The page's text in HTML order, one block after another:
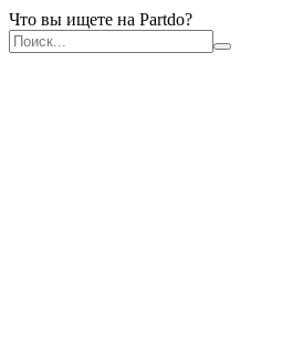
Что вы ищете на Partdo?